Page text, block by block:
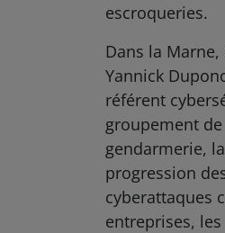
escroqueries.
Dans la Marne,
Yannick
référent
groupement de
gendarmerie, la
progression
cyberattaques
entreprises, les